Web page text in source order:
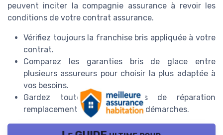
peuvent inciter la compagnie assurance à revoir les
conditions de votre contrat assurance.
Vérifiez toujours la franchise bris appliquée à votre
contrat.
Comparez les garanties bris de glace entre
plusieurs assureurs pour choisir la plus adaptée à
vos besoins.
Gardez toutes les factures de réparation
remplacement pour faciliter vos démarches.